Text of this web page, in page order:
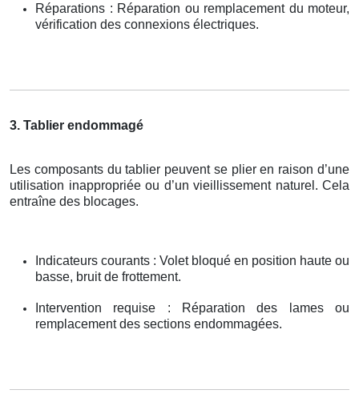
Réparations : Réparation ou remplacement du moteur,
vérification des connexions électriques.
3. Tablier endommagé
Les composants du tablier peuvent se plier en raison d’une
utilisation inappropriée ou d’un vieillissement naturel. Cela
entraîne des blocages.
Indicateurs courants : Volet bloqué en position haute ou
basse, bruit de frottement.
Intervention requise : Réparation des lames ou
remplacement des sections endommagées.